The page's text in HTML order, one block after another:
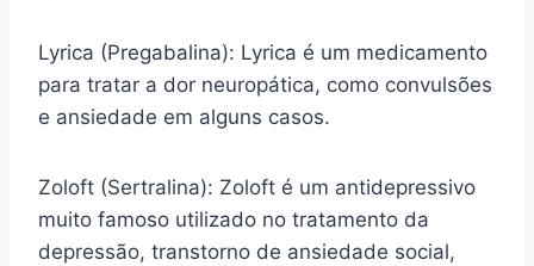
Lyrica (Pregabalina): Lyrica é um medicamento
para tratar a dor neuropática, como convulsões
e ansiedade em alguns casos.
Zoloft (Sertralina): Zoloft é um antidepressivo
muito famoso utilizado no tratamento da
depressão, transtorno de ansiedade social,